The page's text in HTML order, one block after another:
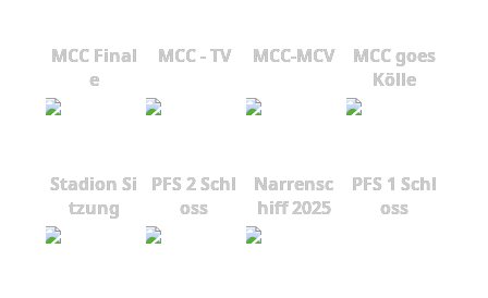
MCC Final
e
MCC - TV MCC-MCV
MCC goes
Kölle
Stadion Si
tzung
PFS 2 Schl
oss
Narrensc
hiff 2025
PFS 1 Schl
oss